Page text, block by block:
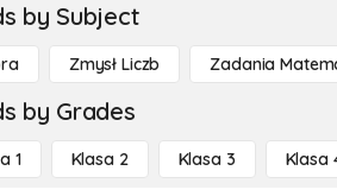
by Subject
Zmysł Liczb Zadania
by Grades
1 Klasa 2 Klasa 3 Klasa